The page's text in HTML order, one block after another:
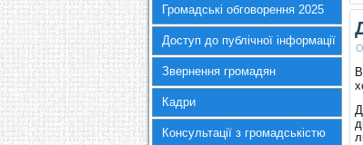
Громадські обговорення 2025
Доступ до публічної інформації
Звернення громадян
Кадри
Консультації з громадськістю